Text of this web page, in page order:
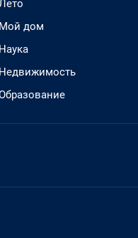
Мой дом
Наука
Недвижимость